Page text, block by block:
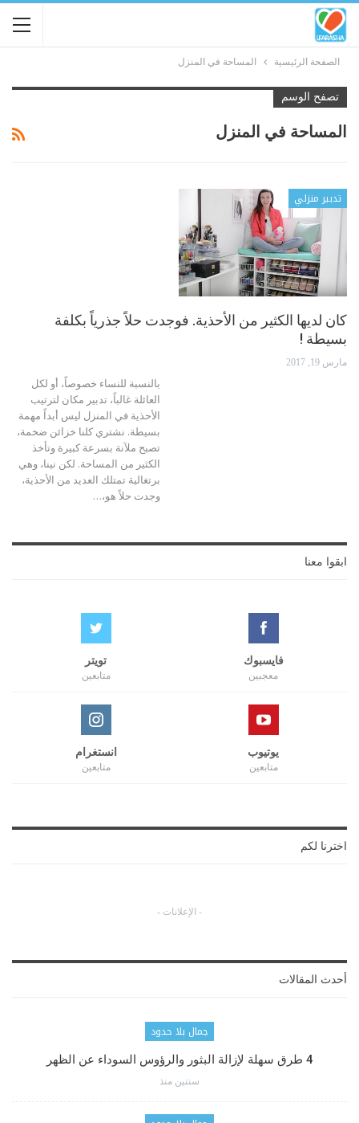
الصفحة الرئيسية المساحة في المنزل
تصفح الوسم
المساحة في المنزل
تدبير منزلي
كان لديها الكثير من الأحذية. فوجدت حلاً جذرياً بكلفة
بسيطة !
مارس 19, 2017
بالنسبة للنساء خصوصاً، أو لكل
العائلة غالباً، تدبير مكان لترتيب
الأحذية في المنزل ليس أبداً مهمة
بسيطة. نشتري كلنا خزائن ضخمة،
تصبح ملآنة بسرعة كبيرة وتأخذ
الكثير من المساحة. لكن نينا، وهي
برتغالية تمتلك العديد من الأحذية،
وجدت حلاً هو،…
ابقوا معنا
فايسبوك
معجبين
تويتر
متابعين
يوتيوب
متابعين
انستغرام
متابعين
اخترنا لكم
- الإعلانات -
أحدث المقالات
جمال بلا حدود
4 طرق سهلة لإزالة البثور والرؤوس السوداء عن الظهر
سنتين منذ